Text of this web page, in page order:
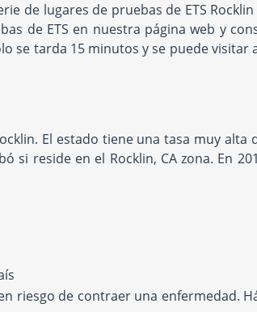
de lugares de pruebas de ETS
de ETS en nuestra página web y
se tarda 15 minutos y se puede
El estado tiene una tasa muy alta
si reside en el Rocklin, CA zona. En
riesgo de contraer una enfermedad.